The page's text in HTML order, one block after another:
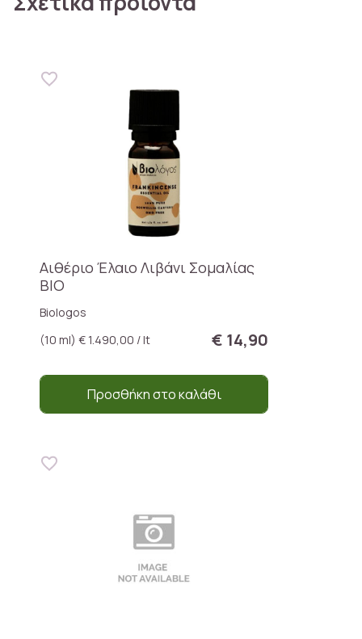
Αιθέριο Έλαιο Λιβάνι Σομαλίας
BIO
Biologos
(10 ml) € 1.490,00 / lt
€ 14,90
Προσθήκη στο καλάθι